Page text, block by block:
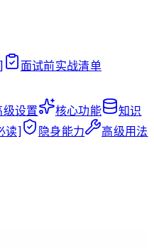
面试前实战清单
设置 核心功能
知识
读] 隐身能力 高级用法